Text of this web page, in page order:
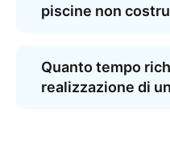
piscine non
Quanto tempo
realizzazione di